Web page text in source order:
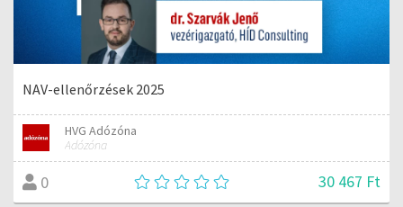
NAV-ellenőrzések 2025
HVG Adózóna
Adózóna
0 30 467 Ft